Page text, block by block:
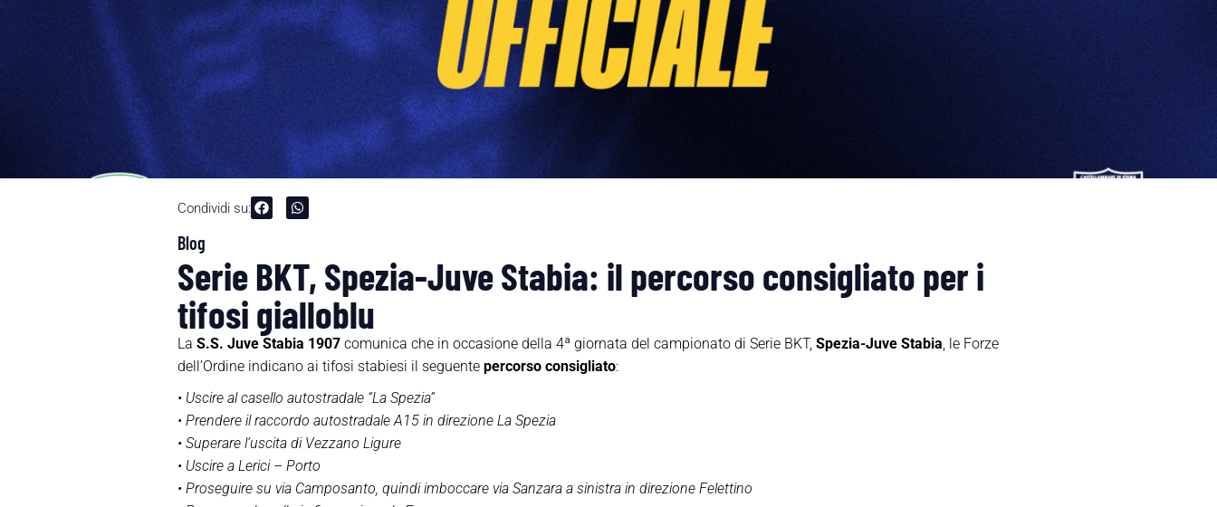
Condividi su:
Blog
Serie BKT, Spezia-Juve Stabia: il percorso consigliato per i
tifosi gialloblu
La S.S. Juve Stabia 1907comunica che in occasione della 4ª giornata del campionato di Serie BKT, Spezia-Juve Stabia, le Forze
dell’Ordine indicano ai tifosi stabiesi il seguente percorso consigliato:
• Uscire al casello autostradale “La Spezia”
• Prendere il raccordo autostradale A15 in direzione La Spezia
• Superare l’uscita di Vezzano Ligure
• Uscire a Lerici – Porto
• Proseguire su via Camposanto, quindi imboccare via Sanzara a sinistra in direzione Felettino